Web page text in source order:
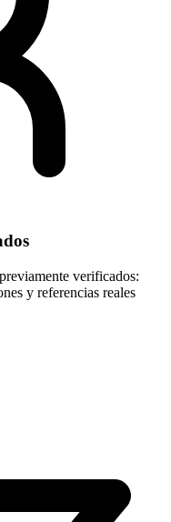
verificados:
y referencias reales